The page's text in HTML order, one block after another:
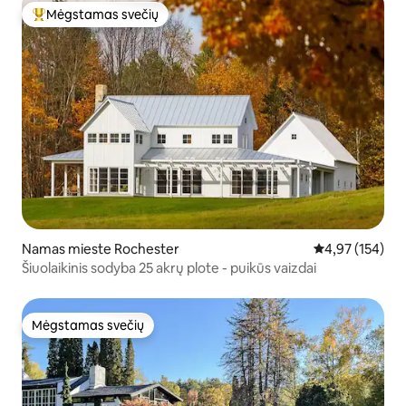
Svečių mėgstamiausias
Mėgstamas svečių
Namas mieste Rochester Vidutinis
4,97 (154)
Šiuolaikinis sodyba 25 akrų plote - puikūs vaizdai
Mėgstamas svečių
Mėgstamas svečių